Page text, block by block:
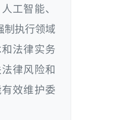
工智能、
制执行领域
法律实务
律风险和
效维护委